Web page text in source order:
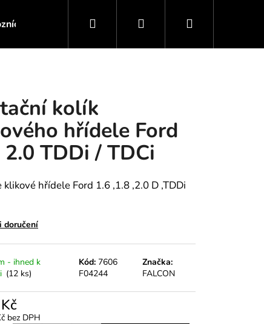
kapalin Servis motoru / Převodovky
Hledat PřihlášeníNákupní
kolík
hřídele Ford
2.0 TDDi / TDCi
klikové hřídele Ford 1.6 ,1.8 ,2.0 D ,TDDi
doručení
- ihned k
(12 ks)
Kód: 7606
F04244
Značka:
FALCON
bez DPH
KLIKOVÉ HŘÍDELE